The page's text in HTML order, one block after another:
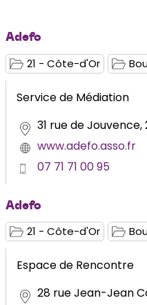
Adefo
21 - Côte-d'Or
Service de Médiation
31 rue de Jouvence,
www.adefo.asso.fr
07 71 71 00 95
Adefo
21 - Côte-d'Or
Espace de Rencontre
28 rue Jean-Jean